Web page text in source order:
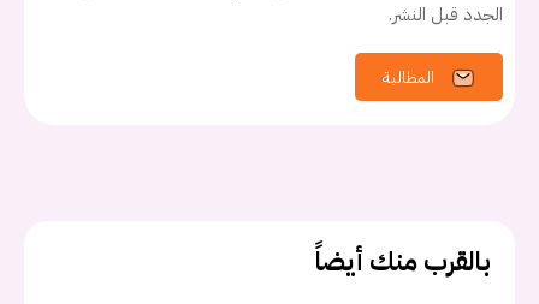
الجدد قبل النشر.
المطالبة
بالقرب منك أيضاً